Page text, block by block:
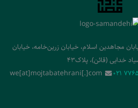
مجاهدین اسلام، خیابان زرین‌خامه، خیابان
خدایی (قائن)، پلاک43
‭021
we[at]mojtabatehrani[.]com